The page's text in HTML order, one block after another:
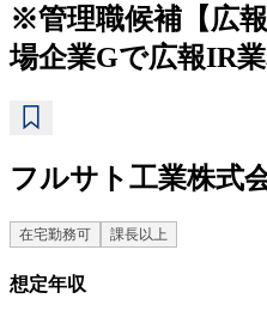
※管理職候補【広
場企業Gで広報IR業
フルサト工業株式
在宅勤務可 課長以上
想定年収